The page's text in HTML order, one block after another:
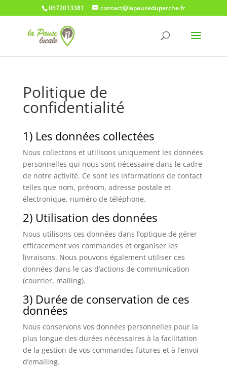
0672013381 contact@lapauseduperche.fr
Politique de
confidentialité
1) Les données collectées
Nous collectons et utilisons uniquement les données
personnelles qui nous sont nécessaire dans le cadre
de notre activité. Ce sont les informations de contact
telles que nom, prénom, adresse postale et
électronique, numéro de téléphone.
2) Utilisation des données
Nous utilisons ces données dans l’optique de gérer
efficacement vos commandes et organiser les
livraisons. Nous pouvons également utiliser ces
données dans le cas d’actions de communication
(courrier, mailing).
3) Durée de conservation de ces
données
Nous conservons vos données personnelles pour la
plus longue des durées nécessaires à la facilitation
de la gestion de vos commandes futures et à l’envoi
d’emailing.